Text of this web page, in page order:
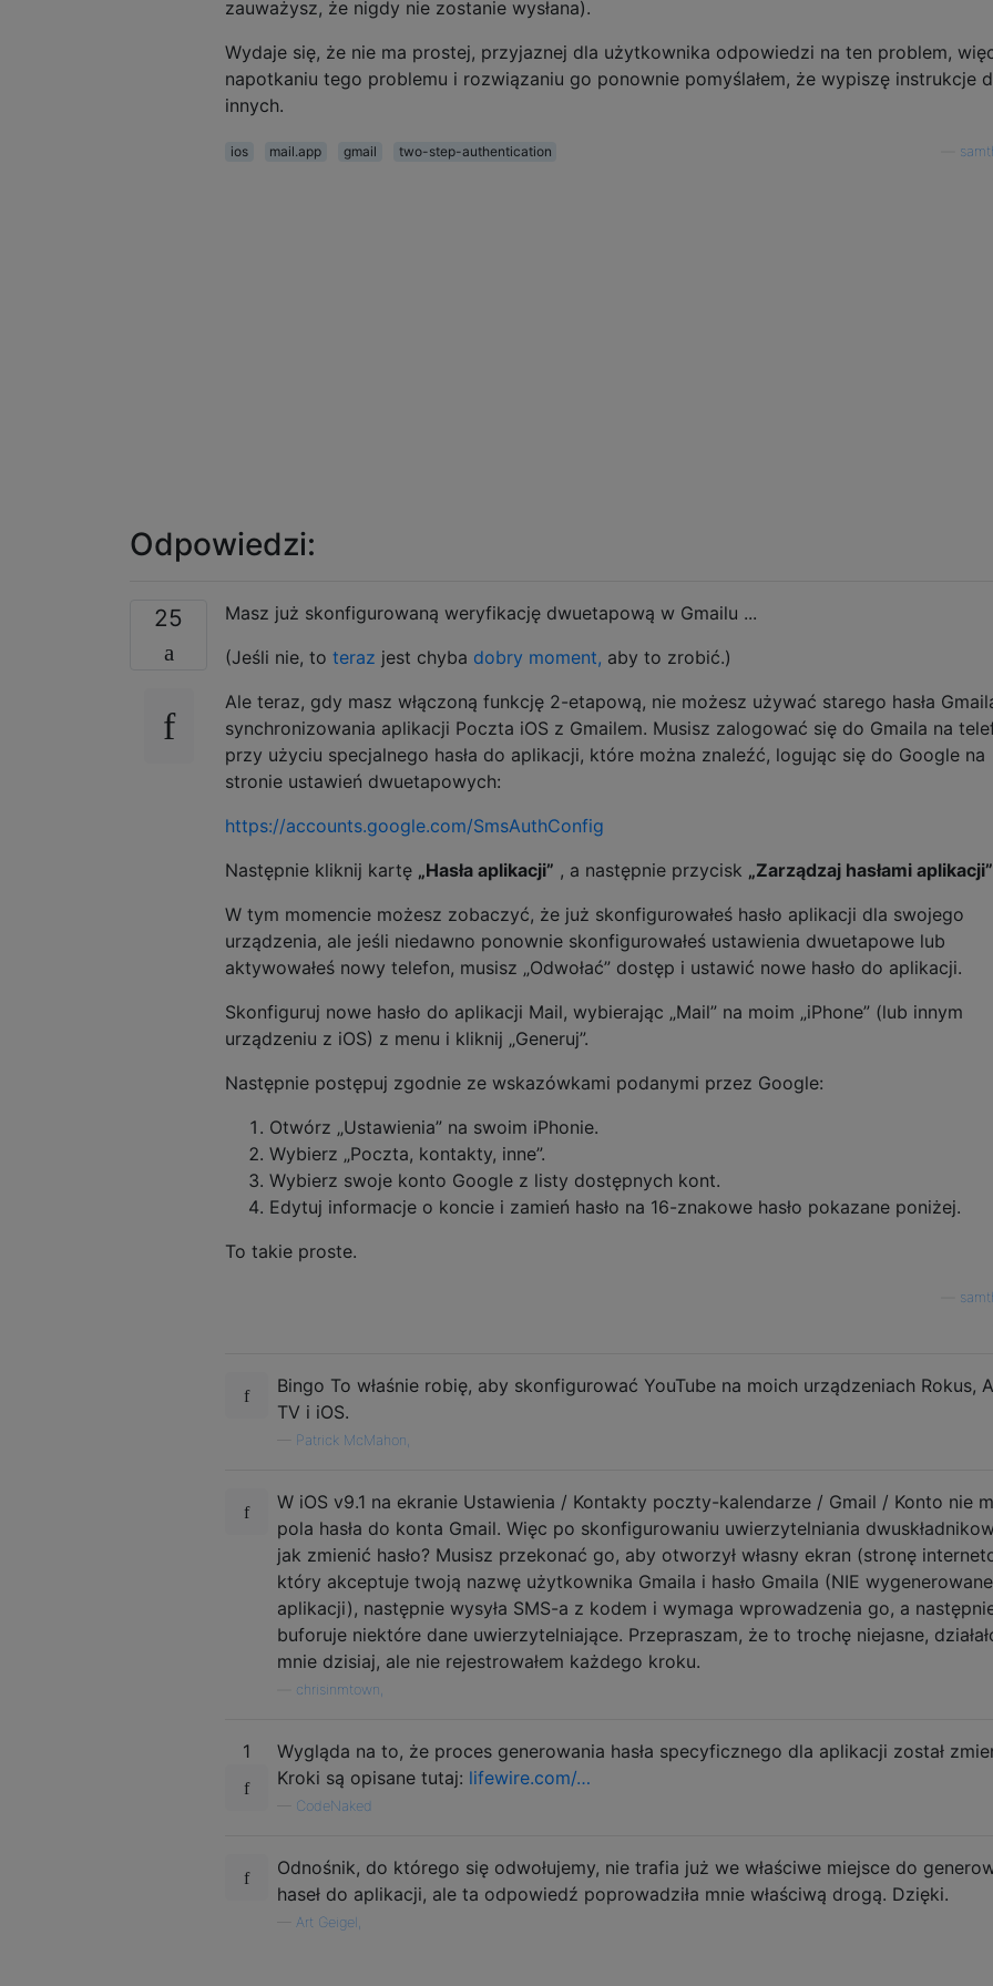
zauważysz, że nigdy nie zostanie wysłana).
Wydaje się, że nie ma prostej, przyjaznej dla użytkownika odpowiedzi na ten problem,
napotkaniu tego problemu i rozwiązaniu go ponownie pomyślałem, że wypiszę instrukcje
innych.
ios mail.app gmail two-step-authentication
Odpowiedzi:
25
Masz już skonfigurowaną weryfikację dwuetapową w Gmailu ...
(Jeśli nie, to teraz jest chyba dobry moment, aby to zrobić.)
Ale teraz, gdy masz włączoną funkcję 2-etapową, nie możesz używać starego hasła
synchronizowania aplikacji Poczta iOS z Gmailem. Musisz zalogować się do Gmaila na
przy użyciu specjalnego hasła do aplikacji, które można znaleźć, logując się do Google na
stronie ustawień dwuetapowych:
https://accounts.google.com/SmsAuthConfig
Następnie kliknij kartę „Hasła aplikacji” , a następnie przycisk „Zarządzaj hasłami aplikacji”
W tym momencie możesz zobaczyć, że już skonfigurowałeś hasło aplikacji dla swojego
urządzenia, ale jeśli niedawno ponownie skonfigurowałeś ustawienia dwuetapowe lub
aktywowałeś nowy telefon, musisz „Odwołać” dostęp i ustawić nowe hasło do aplikacji.
Skonfiguruj nowe hasło do aplikacji Mail, wybierając „Mail” na moim „iPhone” (lub innym
urządzeniu z iOS) z menu i kliknij „Generuj”.
Następnie postępuj zgodnie ze wskazówkami podanymi przez Google:
Otwórz „Ustawienia” na swoim iPhonie.
Wybierz „Poczta, kontakty, inne”.
Wybierz swoje konto Google z listy dostępnych kont.
Edytuj informacje o koncie i zamień hasło na 16-znakowe hasło pokazane poniżej.
To takie proste.
Bingo To właśnie robię, aby skonfigurować YouTube na moich urządzeniach Rokus,
TV i iOS.
Patrick McMahon,
W iOS v9.1 na ekranie Ustawienia / Kontakty poczty-kalendarze / Gmail / Konto nie
pola hasła do konta Gmail. Więc po skonfigurowaniu uwierzytelniania
jak zmienić hasło? Musisz przekonać go, aby otworzył własny ekran (stronę
który akceptuje twoją nazwę użytkownika Gmaila i hasło Gmaila (NIE wygenerowane
aplikacji), następnie wysyła SMS-a z kodem i wymaga wprowadzenia go, a
buforuje niektóre dane uwierzytelniające. Przepraszam, że to trochę niejasne,
mnie dzisiaj, ale nie rejestrowałem każdego kroku.
chrisinmtown,
1
Wygląda na to, że proces generowania hasła specyficznego dla aplikacji został
Kroki są opisane tutaj: lifewire.com/…
CodeNaked
Odnośnik, do którego się odwołujemy, nie trafia już we właściwe miejsce do
haseł do aplikacji, ale ta odpowiedź poprowadziła mnie właściwą drogą. Dzięki.
Art Geigel,